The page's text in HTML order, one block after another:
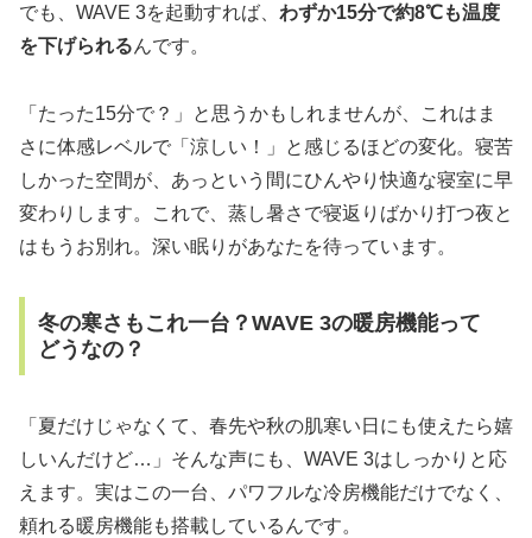
でも、WAVE 3を起動すれば、 わずか15分で約8℃も温度
を下げられるんです。
「たった15分で？」と思うかもしれませんが、これはま
さに体感レベルで「涼しい！」と感じるほどの変化。寝苦
しかった空間が、あっという間にひんやり快適な寝室に早
変わりします。これで、蒸し暑さで寝返りばかり打つ夜と
はもうお別れ。深い眠りがあなたを待っています。
冬の寒さもこれ一台？WAVE 3の暖房機能って
どうなの？
「夏だけじゃなくて、春先や秋の肌寒い日にも使えたら嬉
しいんだけど…」そんな声にも、WAVE 3はしっかりと応
えます。実はこの一台、パワフルな冷房機能だけでなく、
頼れる暖房機能も搭載しているんです。